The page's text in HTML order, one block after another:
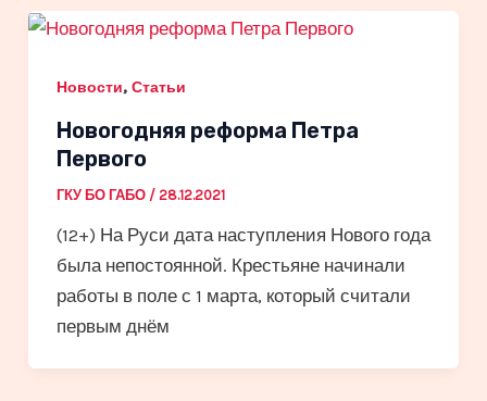
Новости, Статьи
Новогодняя реформа Петра
Первого
ГКУ БО ГАБО / 28.12.2021
(12+) На Руси дата наступления Нового года
была непостоянной. Крестьяне начинали
работы в поле с 1 марта, который считали
первым днём